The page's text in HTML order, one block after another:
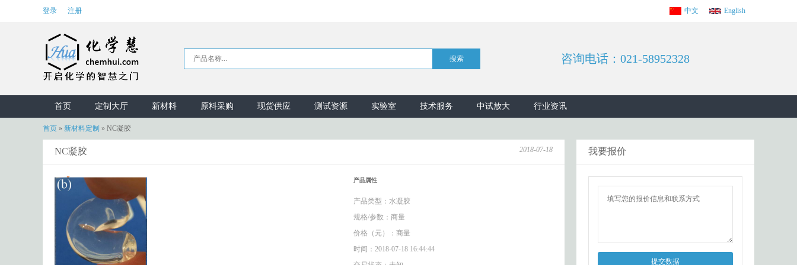
登录 注册 中文 English
咨询电话：021-58952328
首页 定制大厅 新材料 原料采购 现货供应 测试资源 实验室 技术服务 中试放大 行业资讯
首页 » 新材料定制 » NC凝胶
NC凝胶 2018-07-18
产品属性
产品类型：水凝胶
规格/参数：商量
价格（元）：商量
时间：2018-07-18 16:44:44
我要报价
提交数据